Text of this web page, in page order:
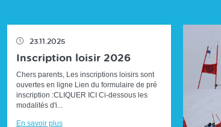
23.11.2025
Inscription loisir 2026
Chers parents, Les inscriptions loisirs sont
ouvertes en ligne Lien du formulaire de pré
inscription :CLIQUER ICI Ci-dessous les
modalités d'i...
En savoir plus